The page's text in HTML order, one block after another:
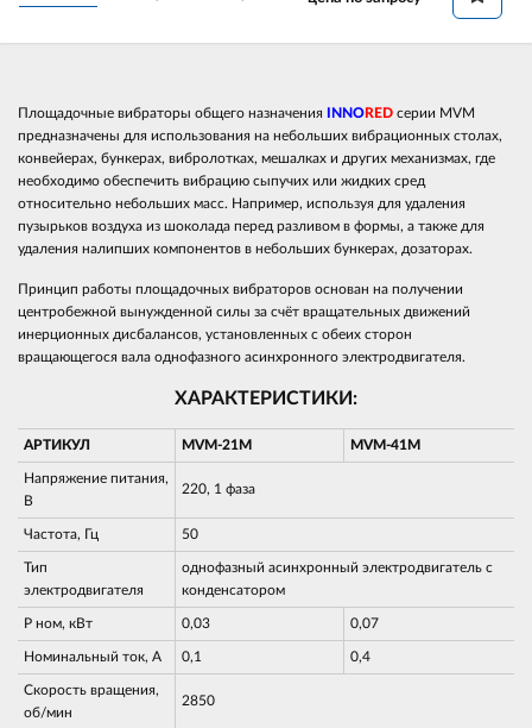
Площадочные вибраторы общего назначения INNORED серии MVM
предназначены для использования на небольших вибрационных столах,
конвейерах, бункерах, вибролотках, мешалках и других механизмах, где
необходимо обеспечить вибрацию сыпучих или жидких сред
относительно небольших масс. Например, используя для удаления
пузырьков воздуха из шоколада перед разливом в формы, а также для
удаления налипших компонентов в небольших бункерах, дозаторах.
Принцип работы площадочных вибраторов основан на получении
центробежной вынужденной силы за счёт вращательных движений
инерционных дисбалансов, установленных с обеих сторон
вращающегося вала однофазного асинхронного электродвигателя.
ХАРАКТЕРИСТИКИ:
АРТИКУЛ MVM-21M MVM-41M
Напряжение питания,
В
220, 1 фаза
Частота, Гц 50
Тип
электродвигателя
однофазный асинхронный электродвигатель с
конденсатором
Р ном, кВт 0,03 0,07
Номинальный ток, А 0,1 0,4
Скорость вращения,
об/мин
2850